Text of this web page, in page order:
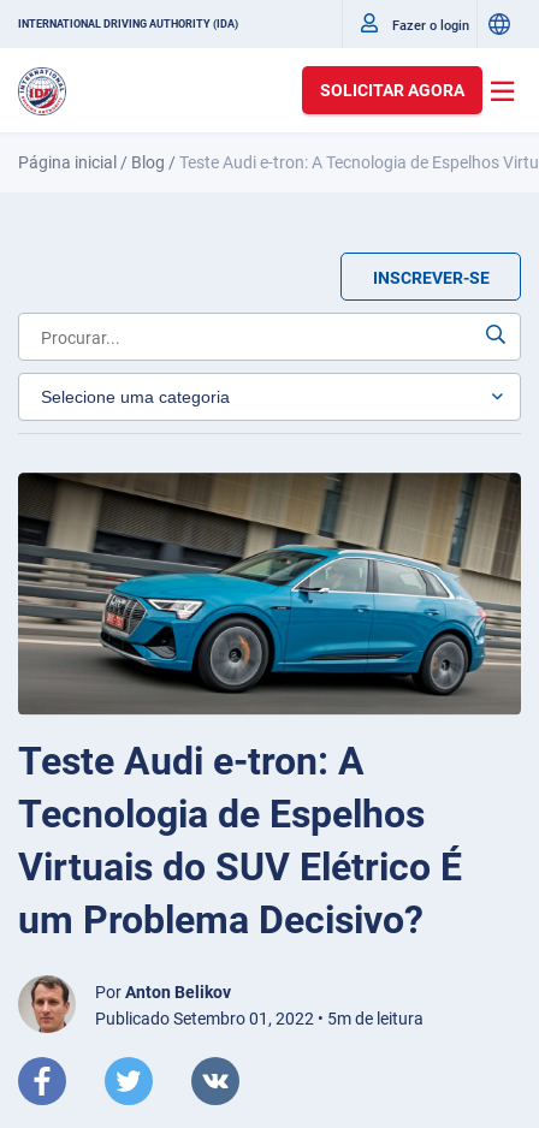
INTERNATIONAL DRIVING AUTHORITY (IDA) Fazer o login
SOLICITAR AGORA
Página inicial / Blog /Teste Audi e-tron: A Tecnologia de Espelhos
INSCREVER-SE
Teste Audi e-tron: A
Tecnologia de Espelhos
Virtuais do SUV Elétrico É
um Problema Decisivo?
PorAnton Belikov
Publicado Setembro 01, 2022 • 5m de leitura